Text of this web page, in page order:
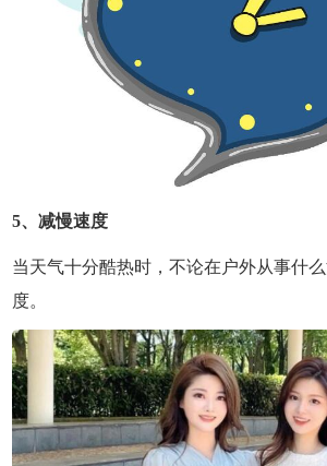
5、减慢速度
当天气十分酷热时，不论在户外从事什
度。